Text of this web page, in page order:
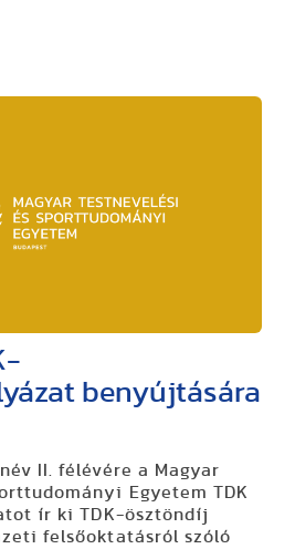
benyújtására
II. félévére a Magyar
Egyetem TDK
ír ki TDK-ösztöndíj
felsőoktatásról szóló